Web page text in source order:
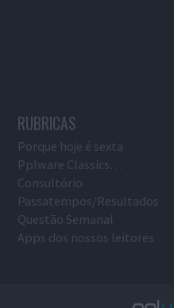
RUBRICAS
Porque hoje é sexta
Pplware Classics…
Consultório
Passatempos/Resultados
Questão Semanal
Apps dos nossos leitores